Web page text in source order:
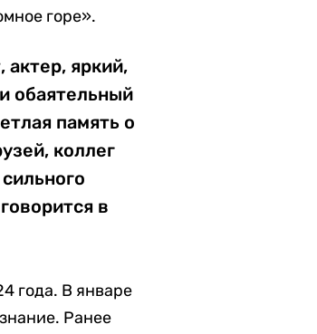
горе».
яркий,
обаятельный
память о
коллег
в
года. В январе
Ранее